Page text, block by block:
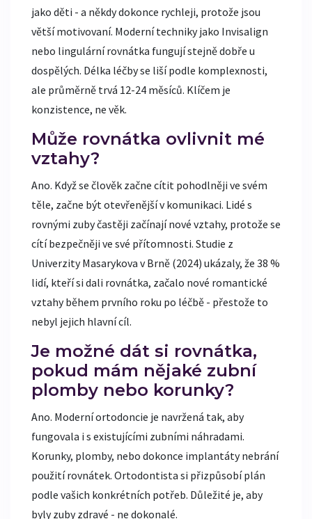
jako děti - a někdy dokonce rychleji, protože jsou
větší motivovaní. Moderní techniky jako Invisalign
nebo lingulární rovnátka fungují stejně dobře u
dospělých. Délka léčby se liší podle komplexnosti,
ale průměrně trvá 12-24 měsíců. Klíčem je
konzistence, ne věk.
Může rovnátka ovlivnit mé
vztahy?
Ano. Když se člověk začne cítit pohodlněji ve svém
těle, začne být otevřenější v komunikaci. Lidé s
rovnými zuby častěji začínají nové vztahy, protože se
cítí bezpečněji ve své přítomnosti. Studie z
Univerzity Masarykova v Brně (2024) ukázaly, že 38 %
lidí, kteří si dali rovnátka, začalo nové romantické
vztahy během prvního roku po léčbě - přestože to
nebyl jejich hlavní cíl.
Je možné dát si rovnátka,
pokud mám nějaké zubní
plomby nebo korunky?
Ano. Moderní ortodoncie je navržená tak, aby
fungovala i s existujícími zubními náhradami.
Korunky, plomby, nebo dokonce implantáty nebrání
použití rovnátek. Ortodontista si přizpůsobí plán
podle vašich konkrétních potřeb. Důležité je, aby
byly zuby zdravé - ne dokonalé.